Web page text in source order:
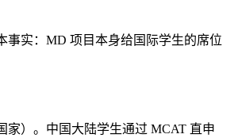
事实：MD 项目本身给国际学生的席位
家）。中国大陆学生通过 MCAT 直申